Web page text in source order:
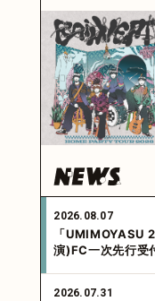
2026.08.07
「
演)FC一次先行受
2026.07.31